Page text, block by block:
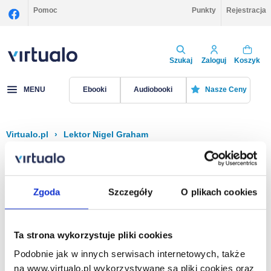
Zgoda Szczegóły O plikach cookies
Ta strona wykorzystuje pliki cookies
Podobnie jak w innych serwisach internetowych, także
na www.virtualo.pl wykorzystywane są pliki cookies oraz
Pomoc Punkty Rejestracja
Szukaj Zaloguj Koszyk
MENU Ebooki Audiobooki Nasze Ceny
Virtualo.pl › Lektor Nigel Graham
Filtruj Sortuj
Na stronie